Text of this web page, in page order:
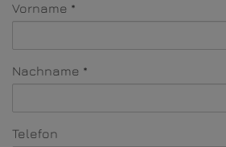
Vorname
Nachname
Telefon